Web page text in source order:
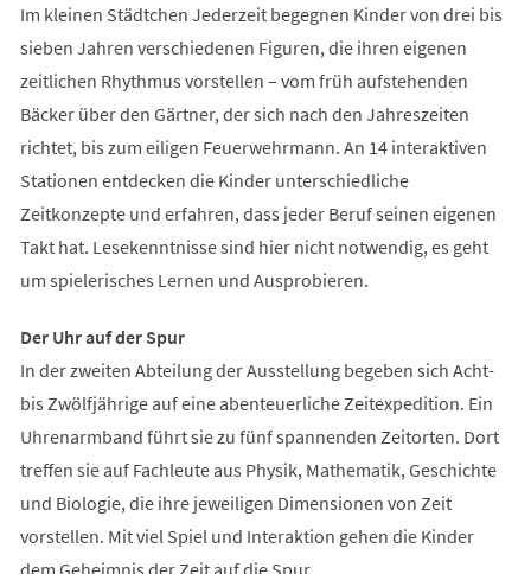
Im kleinen Städtchen Jederzeit begegnen Kinder von drei bis
sieben Jahren verschiedenen Figuren, die ihren eigenen
zeitlichen Rhythmus vorstellen – vom früh aufstehenden
Bäcker über den Gärtner, der sich nach den Jahreszeiten
richtet, bis zum eiligen Feuerwehrmann. An 14 interaktiven
Stationen entdecken die Kinder unterschiedliche
Zeitkonzepte und erfahren, dass jeder Beruf seinen eigenen
Takt hat. Lesekenntnisse sind hier nicht notwendig, es geht
um spielerisches Lernen und Ausprobieren.
Der Uhr auf der Spur
In der zweiten Abteilung der Ausstellung begeben sich Acht-
bis Zwölfjährige auf eine abenteuerliche Zeitexpedition. Ein
Uhrenarmband führt sie zu fünf spannenden Zeitorten. Dort
treffen sie auf Fachleute aus Physik, Mathematik, Geschichte
und Biologie, die ihre jeweiligen Dimensionen von Zeit
vorstellen. Mit viel Spiel und Interaktion gehen die Kinder
dem Geheimnis der Zeit auf die Spur.